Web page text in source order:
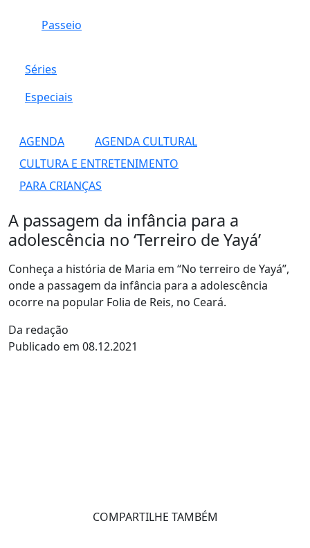
Passeio
Séries
Especiais
AGENDA
AGENDA CULTURAL
CULTURA E ENTRETENIMENTO
PARA CRIANÇAS
A passagem da infância para a
adolescência no ‘Terreiro de Yayá’
Conheça a história de Maria em “No terreiro de Yayá”,
onde a passagem da infância para a adolescência
ocorre na popular Folia de Reis, no Ceará.
Da redação
Publicado em 08.12.2021
COMPARTILHE TAMBÉM